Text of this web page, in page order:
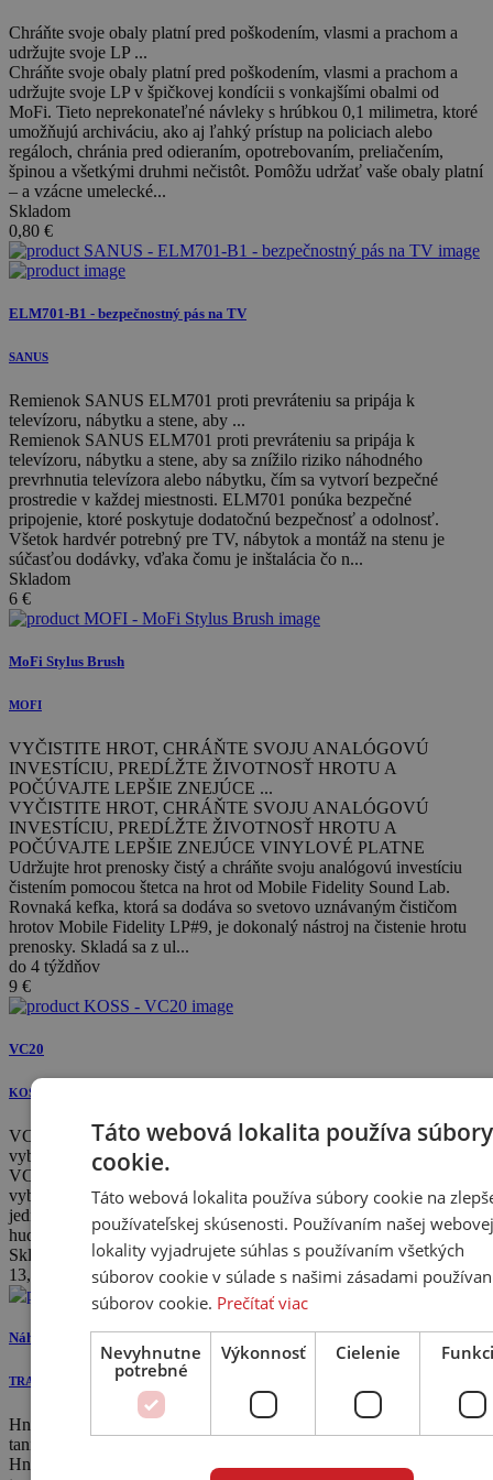
Chráňte svoje obaly platní pred poškodením, vlasmi a prachom a
udržujte svoje LP ...
Chráňte svoje obaly platní pred poškodením, vlasmi a prachom a
udržujte svoje LP v špičkovej kondícii s vonkajšími obalmi od
MoFi. Tieto neprekonateľné návleky s hrúbkou 0,1 milimetra, ktoré
umožňujú archiváciu, ako aj ľahký prístup na policiach alebo
regáloch, chránia pred odieraním, opotrebovaním, preliačením,
špinou a všetkými druhmi nečistôt. Pomôžu udržať vaše obaly platní
– a vzácne umelecké...
Skladom
0,80 €
ELM701-B1 - bezpečnostný pás na TV
SANUS
Remienok SANUS ELM701 proti prevráteniu sa pripája k
televízoru, nábytku a stene, aby ...
Remienok SANUS ELM701 proti prevráteniu sa pripája k
televízoru, nábytku a stene, aby sa znížilo riziko náhodného
prevrhnutia televízora alebo nábytku, čím sa vytvorí bezpečné
prostredie v každej miestnosti. ELM701 ponúka bezpečné
pripojenie, ktoré poskytuje dodatočnú bezpečnosť a odolnosť.
Všetok hardvér potrebný pre TV, nábytok a montáž na stenu je
súčasťou dodávky, vďaka čomu je inštalácia čo n...
Skladom
6 €
MoFi Stylus Brush
MOFI
VYČISTITE HROT, CHRÁŇTE SVOJU ANALÓGOVÚ
INVESTÍCIU, PREDĹŽTE ŽIVOTNOSŤ HROTU A
POČÚVAJTE LEPŠIE ZNEJÚCE ...
VYČISTITE HROT, CHRÁŇTE SVOJU ANALÓGOVÚ
INVESTÍCIU, PREDĹŽTE ŽIVOTNOSŤ HROTU A
POČÚVAJTE LEPŠIE ZNEJÚCE VINYLOVÉ PLATNE
Udržujte hrot prenosky čistý a chráňte svoju analógovú investíciu
čistením pomocou štetca na hrot od Mobile Fidelity Sound Lab.
Rovnaká kefka, ktorá sa dodáva so svetovo uznávaným čističom
hrotov Mobile Fidelity LP#9, je dokonalý nástroj na čistenie hrotu
prenosky. Skladá sa z ul...
do 4 týždňov
9 €
VC20
KOSS
VC20 Koss vám pomôže ovládať hlasitosť hudby. VC20 je
vybavený klipom na zadnej ...
VC20 Koss vám pomôže ovládať hlasitosť hudby. VC20 je
vybavený klipom na zadnej strane na ovládanie pre rýchly a
jednoduchý prístup, 3.5 mm konektor kompatibilný so všetkými
hudobnými prehrávačmi
Skladom
13,99
Náhradný remienok krátky
TRANSROTOR
Hnací remeň motora Transrotor sa používa ako remeň otočného
taniera pre modely Transrotor, ...
Hnací remeň motora Transrotor sa používa ako remeň otočného
Táto webová lokalita používa súbory
cookie.
Táto webová lokalita používa súbory cookie na
používateľskej skúsenosti. Používaním našej webovej
lokality vyjadrujete súhlas s používaním všetkých
súborov cookie v súlade s našimi zásadami
súborov cookie. Prečítať viac
Nevyhnutne
potrebné
Výkonnosť Cielenie